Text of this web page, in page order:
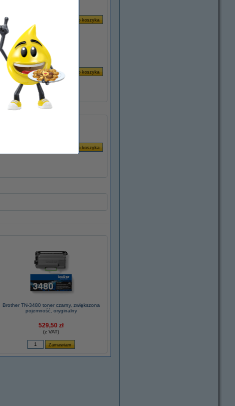
Brother TN-3480 toner czarny, zwiększona
pojemność, oryginalny
529,50 zł
(z VAT)